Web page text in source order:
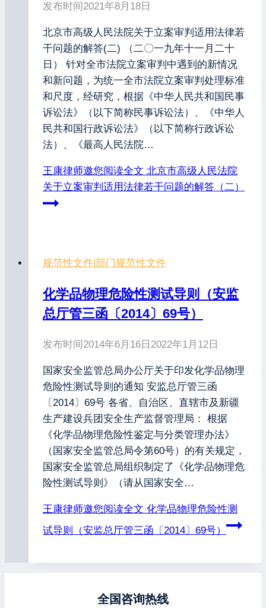
发布时间2021年8月18日
北京市高级人民法院关于立案审判适用法律若
干问题的解答(二) （二〇一九年十一月二十
日） 针对全市法院立案审判中遇到的新情况
和新问题，为统一全市法院立案审判处理标准
和尺度，经研究，根据《中华人民共和国民事
诉讼法》（以下简称民事诉讼法）、《中华人
民共和国行政诉讼法》（以下简称行政诉讼
法）、《最高人民法院…
王康律师邀您阅读全文 北京市高级人民法院
关于立案审判适用法律若干问题的解答（二）
规范性文件|部门规范性文件
化学品物理危险性测试导则（安监
总厅管三函〔2014〕69号）
发布时间2014年6月16日 2022年1月12日
国家安全监管总局办公厅关于印发化学品物理
危险性测试导则的通知 安监总厅管三函
〔2014〕69号 各省、自治区、直辖市及新疆
生产建设兵团安全生产监督管理局： 根据
《化学品物理危险性鉴定与分类管理办法》
（国家安全监管总局令第60号）的有关规定，
国家安全监管总局组织制定了《化学品物理危
险性测试导则》（请从国家安全…
王康律师邀您阅读全文 化学品物理危险性测
试导则（安监总厅管三函〔2014〕69号）
全国咨询热线